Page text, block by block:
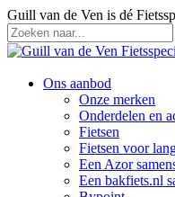
Guill van de Ven is dé
Ons aanbod
Onze merken
Onderdelen en
Fietsen
Fietsen voor
Een Azor
Een bakfiets.nl